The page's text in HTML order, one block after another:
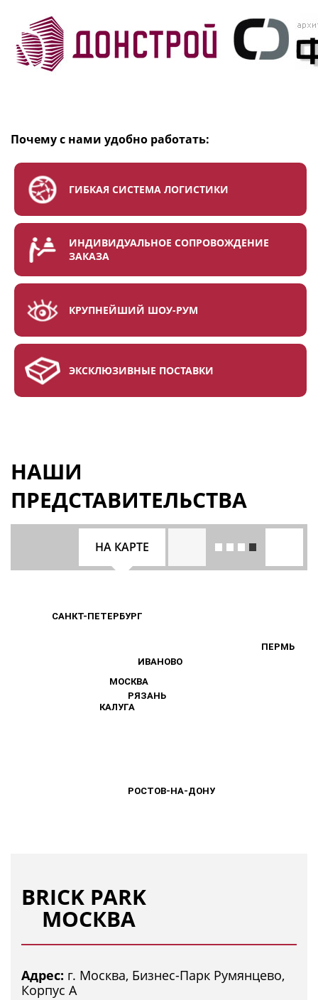
Почему с нами удобно работать:
ГИБКАЯ СИСТЕМА ЛОГИСТИКИ
ИНДИВИДУАЛЬНОЕ СОПРОВОЖДЕНИЕ
ЗАКАЗА
КРУПНЕЙШИЙ ШОУ-РУМ
ЭКСКЛЮЗИВНЫЕ ПОСТАВКИ
НАШИ
ПРЕДСТАВИТЕЛЬСТВА
МОСКВА
САНКТ-ПЕТЕРБУРГ
ИВАНОВО
КАЛУГА
ПЕРМЬ
РОСТОВ-НА-ДОНУ
РЯЗАНЬ
МОСКВА
САНКТ-ПЕТЕРБУРГ
ИВАНОВО
КАЛУГА
ПЕРМЬ
РОСТОВ-НА-ДОНУ
РЯЗАНЬ
НА КАРТЕ
BRICK PARK
МОСКВА
Адрес: г. Москва, Бизнес-Парк Румянцево,
Корпус А